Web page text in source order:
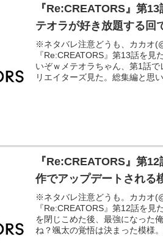
『Re:CREATORS』第
テオラが好き放題する回
※ネタバレ注意どうも、カカオ
『Re:CREATORS』第13話を
いぞｗメテオラちゃん、第1話
リエイターズ見た。総集編と思
『Re:CREATORS』第
作でアップデートされる
※ネタバレ注意どうも。カカオ
『Re:CREATORS』第12話を
を閉じこめた後、最強になった
ね？颯太の覚悟は決まった模様